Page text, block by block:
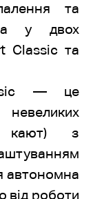
та
у двох
Classic та
— це
кают) з
автономна
від роботи